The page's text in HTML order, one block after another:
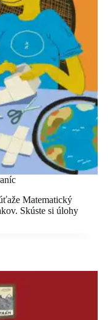
Matematický
Skúste si úlohy